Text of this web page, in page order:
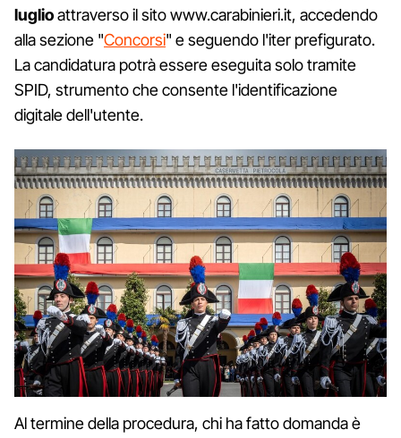
luglioattraverso il sito www.carabinieri.it, accedendo
alla sezione "Concorsi" e seguendo l'iter prefigurato.
La candidatura potrà essere eseguita solo tramite
SPID, strumento che consente l'identificazione
digitale dell'utente.
Al termine della procedura, chi ha fatto domanda è